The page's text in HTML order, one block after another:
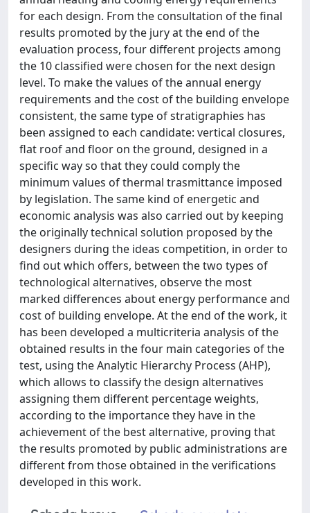
for each design. From the consultation of the final
results promoted by the jury at the end of the
evaluation process, four different projects among
the 10 classified were chosen for the next design
level. To make the values of the annual energy
requirements and the cost of the building envelope
consistent, the same type of stratigraphies has
been assigned to each candidate: vertical closures,
flat roof and floor on the ground, designed in a
specific way so that they could comply the
minimum values of thermal trasmittance imposed
by legislation. The same kind of energetic and
economic analysis was also carried out by keeping
the originally technical solution proposed by the
designers during the ideas competition, in order to
find out which offers, between the two types of
technological alternatives, observe the most
marked differences about energy performance and
cost of building envelope. At the end of the work, it
has been developed a multicriteria analysis of the
obtained results in the four main categories of the
test, using the Analytic Hierarchy Process (AHP),
which allows to classify the design alternatives
assigning them different percentage weights,
according to the importance they have in the
achievement of the best alternative, proving that
the results promoted by public administrations are
different from those obtained in the verifications
developed in this work.